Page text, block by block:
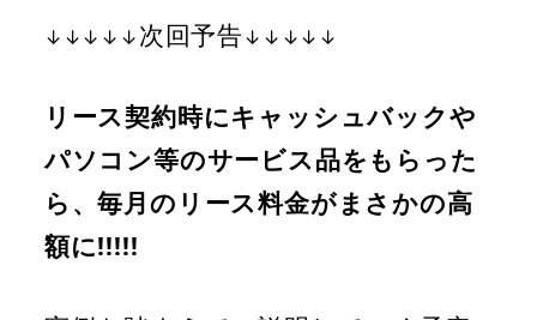
↓↓↓↓↓次回予告↓↓↓↓↓
リース契約時にキャッシュバックや
パソコン等のサービス品をもらった
ら、毎月のリース料金がまさかの高
額に!!!!!